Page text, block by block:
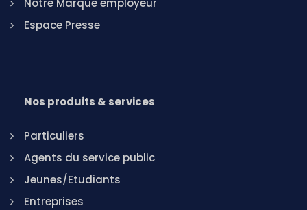
Notre Marque employeur
Espace Presse
Nos produits & services
Particuliers
Agents du service public
Jeunes/Etudiants
Entreprises